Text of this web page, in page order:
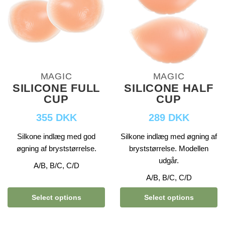
MAGIC
SILICONE FULL
CUP
355 DKK
Silkone indlæg med god
øgning af bryststørrelse.
A/B, B/C, C/D
Select options
MAGIC
SILICONE HALF
CUP
289 DKK
Silkone indlæg med øgning af
bryststørrelse. Modellen
udgår.
A/B, B/C, C/D
Select options